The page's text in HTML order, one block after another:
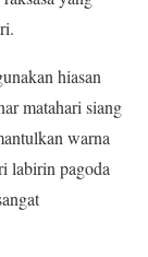
hiasan
matahari siang
warna
labirin pagoda